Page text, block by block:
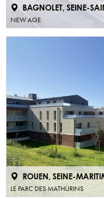
BAGNOLET, SEINE-
NEW AGE
ROUEN, SEINE-
LE PARC DES MATHURINS